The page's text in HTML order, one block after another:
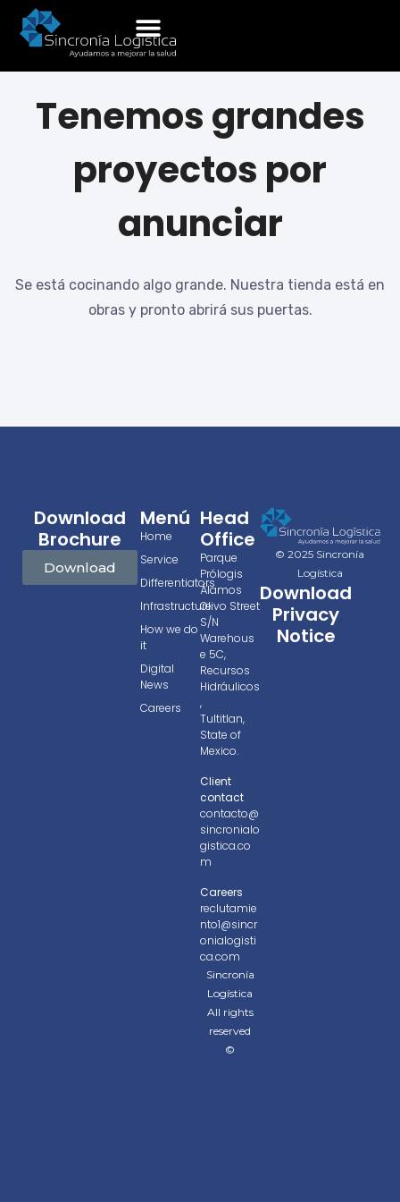
Tenemos grandes
proyectos por
anunciar
Se está cocinando algo grande. Nuestra tienda está en
obras y pronto abrirá sus puertas.
© 2025 Sincronía
Logística
Download
Privacy
Notice
Menú
Home
Service
Differentiators
Infrastructure
How we do
it
Digital
News
Careers
Head
Office
Parque
Prólogis
Álamos
Olivo Street
S/N
Warehous
e 5C,
Recursos
Hidráulicos
,
Tultitlan,
State of
Mexico.
Client
contact
contacto@
sincronialo
gistica.co
m
Careers
reclutamie
nto1@sincr
onialogisti
ca.com
Sincronía
Logística
All rights
reserved
©
Download
Brochure
Download